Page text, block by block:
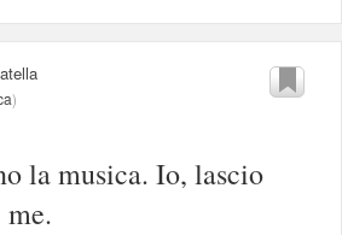
)
la musica. Io, lascio